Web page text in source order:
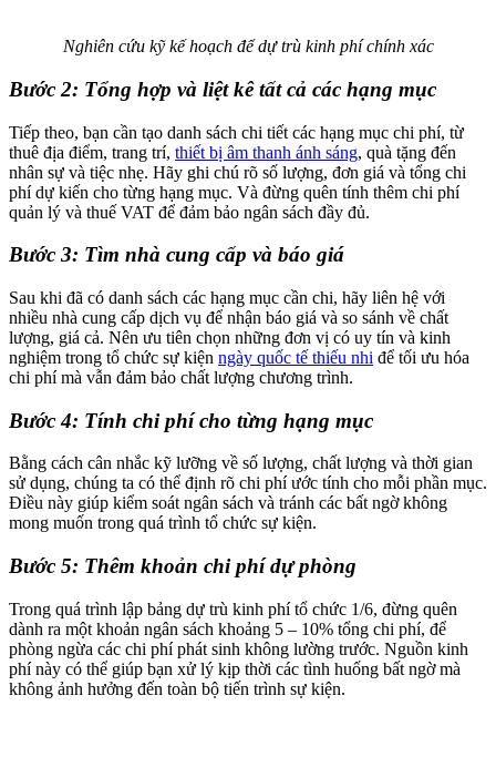
Nghiên cứu kỹ kế hoạch để dự trù kinh phí chính xác
Bước 2: Tổng hợp và liệt kê tất cả các hạng mục
Tiếp theo, bạn cần tạo danh sách chi tiết các hạng mục chi phí, từ
thuê địa điểm, trang trí, thiết bị âm thanh ánh sáng, quà tặng đến
nhân sự và tiệc nhẹ. Hãy ghi chú rõ số lượng, đơn giá và tổng chi
phí dự kiến cho từng hạng mục. Và đừng quên tính thêm chi phí
quản lý và thuế VAT để đảm bảo ngân sách đầy đủ.
Bước 3: Tìm nhà cung cấp và báo giá
Sau khi đã có danh sách các hạng mục cần chi, hãy liên hệ với
nhiều nhà cung cấp dịch vụ để nhận báo giá và so sánh về chất
lượng, giá cả. Nên ưu tiên chọn những đơn vị có uy tín và kinh
nghiệm trong tổ chức sự kiện ngày quốc tế thiếu nhi để tối ưu hóa
chi phí mà vẫn đảm bảo chất lượng chương trình.
Bước 4: Tính chi phí cho từng hạng mục
Bằng cách cân nhắc kỹ lưỡng về số lượng, chất lượng và thời gian
sử dụng, chúng ta có thể định rõ chi phí ước tính cho mỗi phần mục.
Điều này giúp kiểm soát ngân sách và tránh các bất ngờ không
mong muốn trong quá trình tổ chức sự kiện.
Bước 5: Thêm khoản chi phí dự phòng
Trong quá trình lập bảng dự trù kinh phí tổ chức 1/6, đừng quên
dành ra một khoản ngân sách khoảng 5 – 10% tổng chi phí, để
phòng ngừa các chi phí phát sinh không lường trước. Nguồn kinh
phí này có thể giúp bạn xử lý kịp thời các tình huống bất ngờ mà
không ảnh hưởng đến toàn bộ tiến trình sự kiện.